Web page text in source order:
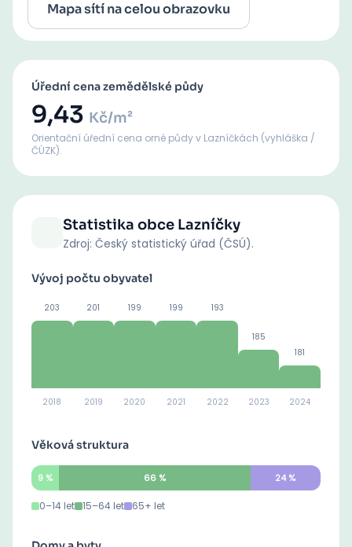
Mapa sítí na celou obrazovku
Úřední cena zemědělské půdy
9,43 Kč/m²
Orientační úřední cena orné půdyv Lazníčkách (vyhláška /
ČÚZK).
Statistika obce Lazníčky
Zdroj: Český statistický úřad (ČSÚ).
Vývoj počtu obyvatel
203
2018
201
2019
199
2020
199
2021
193
2022
185
2023
181
2024
Věková struktura
9% 66% 24%
0–14 let 15–64 let 65+ let